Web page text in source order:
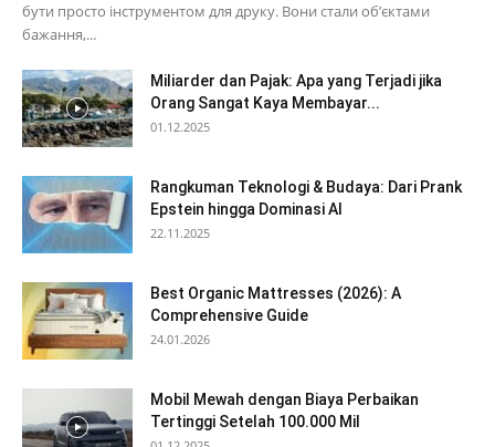
бути просто інструментом для друку. Вони стали об’єктами
бажання,...
Miliarder dan Pajak: Apa yang Terjadi jika
Orang Sangat Kaya Membayar...
01.12.2025
Rangkuman Teknologi & Budaya: Dari Prank
Epstein hingga Dominasi AI
22.11.2025
Best Organic Mattresses (2026): A
Comprehensive Guide
24.01.2026
Mobil Mewah dengan Biaya Perbaikan
Tertinggi Setelah 100.000 Mil